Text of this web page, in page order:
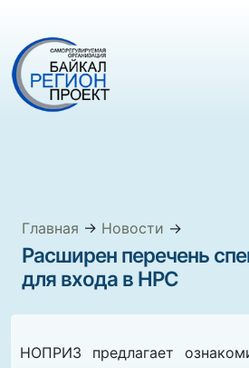
Главная → Новости →
Расширен перечень
для входа в НРС
НОПРИЗ предлагает